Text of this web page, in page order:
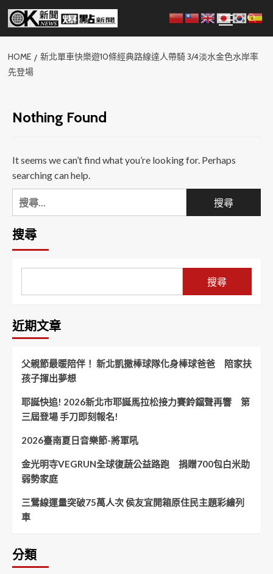
Skip
content
Menu
HOME
新北單車快樂遊10條經典路線達人帶騎 3/4淡水金色水岸率
先登場
Nothing Found
It seems we can’t find what you’re looking for. Perhaps
searching can help.
搜
尋
關
鍵
搜尋
搜尋
近期文章
父親節最暖陪伴！ 新北凱撒棒球隊化身棒球爸爸 陪家扶
孩子揮出夢想
耶誕快追! 2026新北市耶誕馬拉松接力賽鈴鐺聲再響 第
三屆登場 手刀即刻報名!
2026臺南夏日音樂節-將軍吼
金光明寺VEGRUN全球復蔬公益路跑 捐贈700包白米助
弱勢家庭
三鶯線運量突破75萬人次 侯友宜開箱原住民主題彩繪列
車
分類